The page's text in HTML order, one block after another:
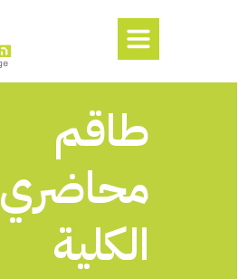
طاقم
محاضري
الكلية